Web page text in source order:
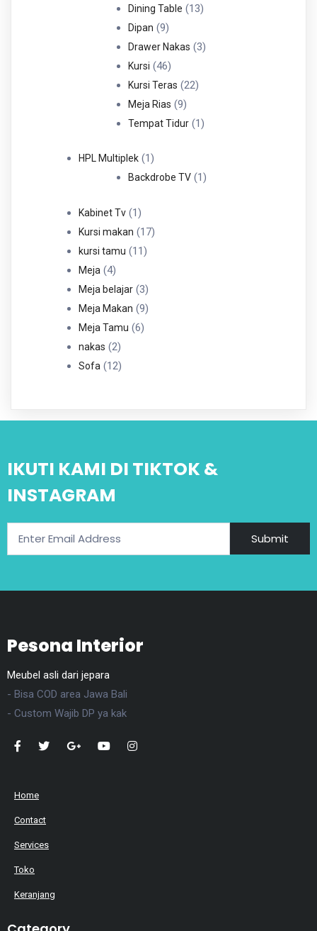
Produk
Dining Table 1313
Dipan 99
Produk
Drawer Nakas 33
Kursi 4646
Produk
Kursi Teras 2222
Meja Rias 99
Produk
Tempat Tidur 11
HPL Multiplek 11
Produk
Backdrobe TV 11
Kabinet Tv 11
Produk
Kursi makan 1717
kursi tamu 1111
Meja 44
Produk
Meja belajar 33
Produk
Meja Makan 99
Meja Tamu 66
nakas 22
Produk
Sofa 1212
IKUTI KAMI DI TIKTOK &
INSTAGRAM
Submit
Pesona Interior
Meubel asli dari jepara
- Bisa COD area Jawa Bali
- Custom Wajib DP ya kak
Home
Contact
Services
Toko
Keranjang